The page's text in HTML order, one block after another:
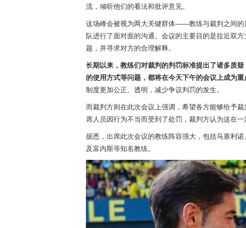
流，倾听他们的看法和批评意见。
这场峰会被视为两大关键群体——教练与裁判之间的
队进行了面对面的沟通。会议的主要目的是拉近双
题，并寻求对方的合理解释。
长期以来，教练们对裁判的判罚标准提出了诸多质
的使用方式等问题，都将在今天下午的会议上成为重
制度更加公正、透明，减少争议判罚的发生。
而裁判方则在此次会议上强调，希望各方能够给予
席人员因行为不当而受到了处罚，裁判方认为这在
据悉，出席此次会议的教练阵容强大，包括马塞利
及富内斯等知名教练。